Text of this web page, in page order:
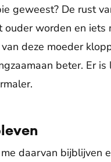
geweest? De rust
worden en
deze moeder
beter. Er
daarvan bijblijven